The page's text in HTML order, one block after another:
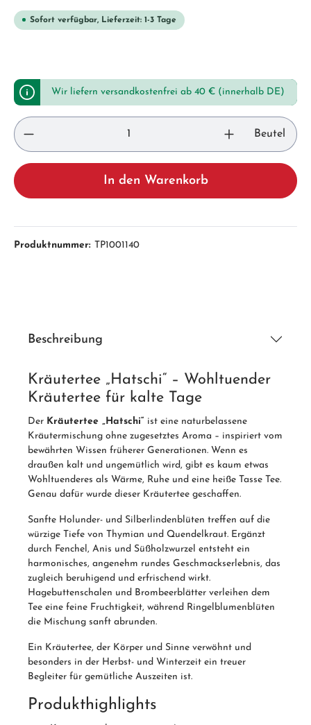
Sofort verfügbar, Lieferzeit: 1-3 Tage
Wir liefern versandkostenfrei ab 40 € (innerhalb DE)
Beutel
In den Warenkorb
Produktnummer: TP1001140
Beschreibung
Kräutertee „Hatschi“ – Wohltuender
Kräutertee für kalte Tage
Der Kräutertee „Hatschi“ ist eine naturbelassene
Kräutermischung ohne zugesetztes Aroma – inspiriert vom
bewährten Wissen früherer Generationen. Wenn es
draußen kalt und ungemütlich wird, gibt es kaum etwas
Wohltuenderes als Wärme, Ruhe und eine heiße Tasse Tee.
Genau dafür wurde dieser Kräutertee geschaffen.
Sanfte Holunder- und Silberlindenblüten treffen auf die
würzige Tiefe von Thymian und Quendelkraut. Ergänzt
durch Fenchel, Anis und Süßholzwurzel entsteht ein
harmonisches, angenehm rundes Geschmackserlebnis, das
zugleich beruhigend und erfrischend wirkt.
Hagebuttenschalen und Brombeerblätter verleihen dem
Tee eine feine Fruchtigkeit, während Ringelblumenblüten
die Mischung sanft abrunden.
Ein Kräutertee, der Körper und Sinne verwöhnt und
besonders in der Herbst- und Winterzeit ein treuer
Begleiter für gemütliche Auszeiten ist.
Produkthighlights